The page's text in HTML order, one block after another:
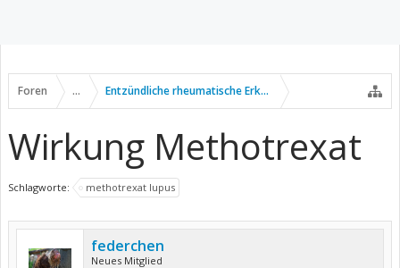
Foren ... Entzündliche rheumatische Erkrankungen
Wirkung Methotrexat
Schlagworte: methotrexat lupus
federchen
Neues Mitglied